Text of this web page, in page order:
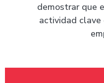
demostrar que
actividad